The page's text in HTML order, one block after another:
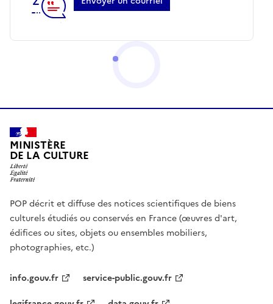
MINISTÈRE
DE LA CULTURE
POP décrit et diffuse des notices scientifiques de biens
culturels étudiés ou conservés en France (œuvres d'art,
édifices ou sites, objets ou ensembles mobiliers,
photographies, etc.)
info.gouv.fr
service-public.gouv.fr